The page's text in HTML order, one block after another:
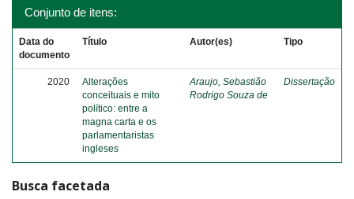
Conjunto de itens:
Data do
documento
Título Autor(es) Tipo
2020
Alterações
conceituais e mito
político: entre a
magna carta e os
parlamentaristas
ingleses
Araujo, Sebastião
Rodrigo Souza de
Dissertação
Busca facetada